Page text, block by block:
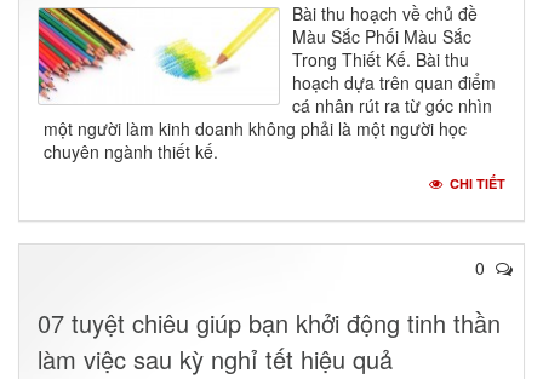
Bài thu hoạch về chủ đề
Màu Sắc Phối Màu Sắc
Trong Thiết Kế. Bài thu
hoạch dựa trên quan điểm
cá nhân rút ra từ góc nhìn
một người làm kinh doanh không phải là một người học
chuyên ngành thiết kế.
CHI TIẾT
0
07 tuyệt chiêu giúp bạn khởi động tinh thần
làm việc sau kỳ nghỉ tết hiệu quả